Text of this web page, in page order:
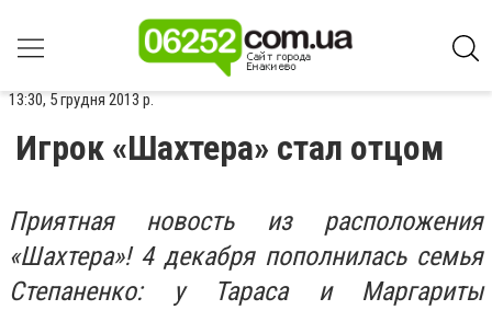
13:30, 5 грудня 2013 р.
Игрок «Шахтера» стал отцом
Приятная новость из расположения
«Шахтера»! 4 декабря пополнилась семья
Степаненко: у Тараса и Маргариты